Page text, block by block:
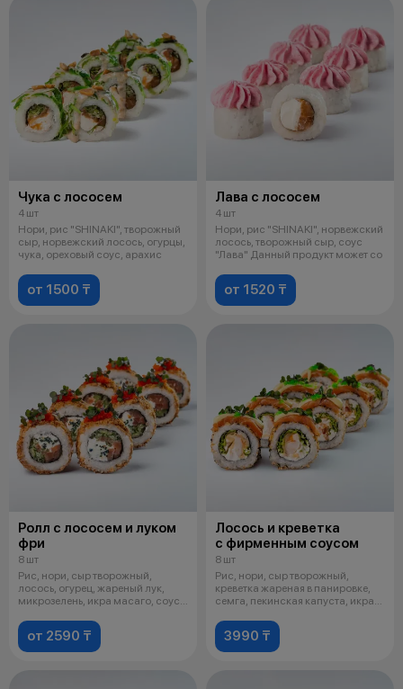
Чука с лососем
4 шт
Нори, рис "SHINAKI", творожный
сыр, норвежский лосось, огурцы,
чука, ореховый соус, арахис
от 1500 ₸
Лава с лососем
4 шт
Нори, рис "SHINAKI", норвежский
лосось, творожный сыр, соус
"Лава" Данный продукт может со
от 1520 ₸
Ролл с лососем и луком
фри
8 шт
Рис, нори, сыр творожный,
лосось, огурец, жареный лук,
микрозелень, икра масаго, соус
от 2590 ₸
Лосось и креветка
с фирменным соусом
8 шт
Рис, нори, сыр творожный,
креветка жареная в панировке,
семга, пекинская капуста, икра
3990 ₸